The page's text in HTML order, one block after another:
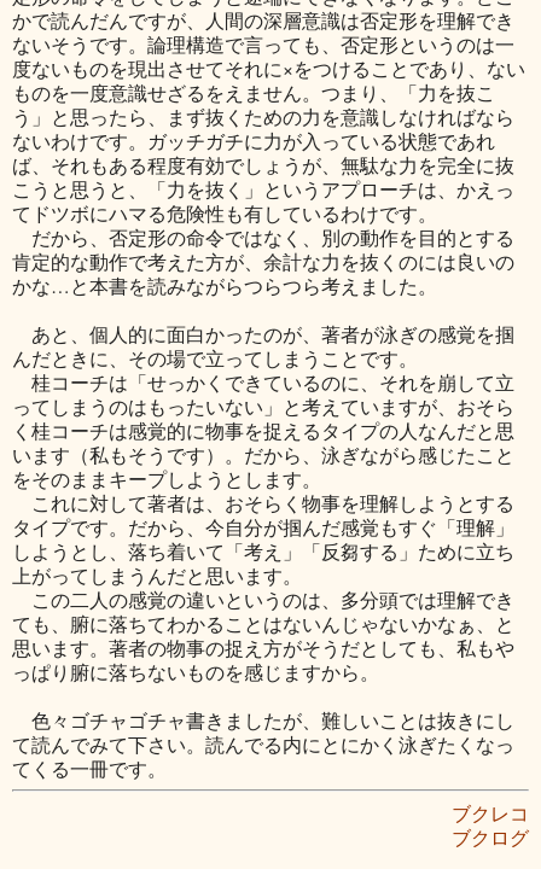
かで読んだんですが、人間の深層意識は否定形を理解でき
ないそうです。論理構造で言っても、否定形というのは一
度ないものを現出させてそれに×をつけることであり、ない
ものを一度意識せざるをえません。つまり、「力を抜こ
う」と思ったら、まず抜くための力を意識しなければなら
ないわけです。ガッチガチに力が入っている状態であれ
ば、それもある程度有効でしょうが、無駄な力を完全に抜
こうと思うと、「力を抜く」というアプローチは、かえっ
てドツボにハマる危険性も有しているわけです。
だから、否定形の命令ではなく、別の動作を目的とする
肯定的な動作で考えた方が、余計な力を抜くのには良いの
かな…と本書を読みながらつらつら考えました。
あと、個人的に面白かったのが、著者が泳ぎの感覚を掴
んだときに、その場で立ってしまうことです。
桂コーチは「せっかくできているのに、それを崩して立
ってしまうのはもったいない」と考えていますが、おそら
く桂コーチは感覚的に物事を捉えるタイプの人なんだと思
います（私もそうです）。だから、泳ぎながら感じたこと
をそのままキープしようとします。
これに対して著者は、おそらく物事を理解しようとする
タイプです。だから、今自分が掴んだ感覚もすぐ「理解」
しようとし、落ち着いて「考え」「反芻する」ために立ち
上がってしまうんだと思います。
この二人の感覚の違いというのは、多分頭では理解でき
ても、腑に落ちてわかることはないんじゃないかなぁ、と
思います。著者の物事の捉え方がそうだとしても、私もや
っぱり腑に落ちないものを感じますから。
色々ゴチャゴチャ書きましたが、難しいことは抜きにし
て読んでみて下さい。読んでる内にとにかく泳ぎたくなっ
てくる一冊です。
ブクレコ
ブクログ